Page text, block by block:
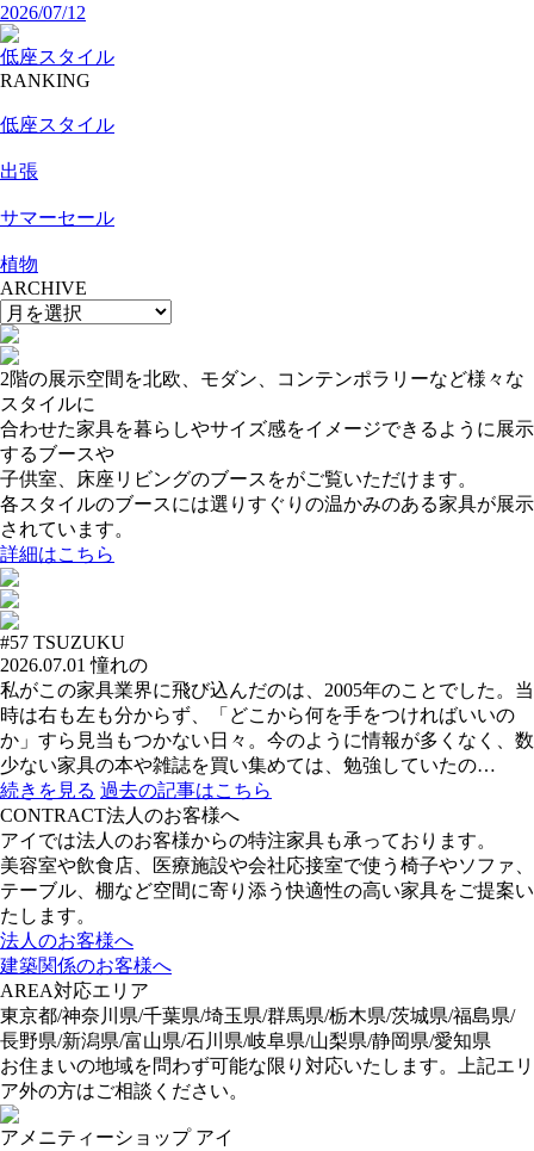
2026/07/12
低座スタイル
RANKING
低座スタイル
出張
サマーセール
植物
ARCHIVE
2階の展示空間を北欧、モダン、コンテンポラリーなど様々な
スタイルに
合わせた家具を暮らしやサイズ感をイメージできるように展示
するブースや
子供室、床座リビングのブースをがご覧いただけます。
各スタイルのブースには選りすぐりの温かみのある家具が展示
されています。
詳細はこちら
#57 TSUZUKU
2026.07.01 憧れの
私がこの家具業界に飛び込んだのは、2005年のことでした。当
時は右も左も分からず、「どこから何を手をつければいいの
か」すら見当もつかない日々。今のように情報が多くなく、数
少ない家具の本や雑誌を買い集めては、勉強していたの…
続きを見る 過去の記事はこちら
CONTRACT法人のお客様へ
アイでは法人のお客様からの特注家具も承っております。
美容室や飲食店、医療施設や会社応接室で使う椅子やソファ、
テーブル、棚など空間に寄り添う快適性の高い家具をご提案い
たします。
法人のお客様へ
建築関係のお客様へ
AREA対応エリア
東京都/神奈川県/千葉県/埼玉県/群馬県/栃木県/茨城県/福島県/
長野県/新潟県/富山県/石川県/岐阜県/山梨県/静岡県/愛知県
お住まいの地域を問わず可能な限り対応いたします。上記エリ
ア外の方はご相談ください。
アメニティーショップ アイ